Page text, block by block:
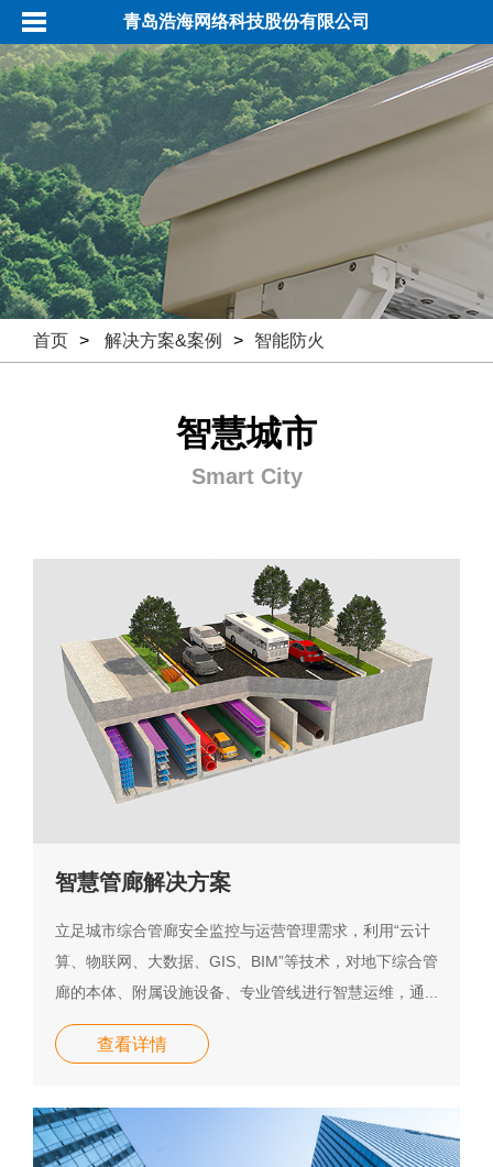
青岛浩海网络科技股份有限公司
首页 > 解决方案&案例 > 智能防火
智慧城市
Smart City
智慧管廊解决方案
立足城市综合管廊安全监控与运营管理需求，利用“云计
算、物联网、大数据、GIS、BIM”等技术，对地下综合管
廊的本体、附属设施设备、专业管线进行智慧运维，通...
查看详情